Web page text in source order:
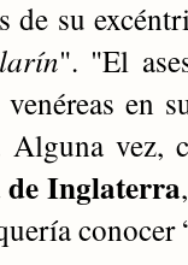
de su
". "El
en
Alguna vez,
Inglaterra
conocer